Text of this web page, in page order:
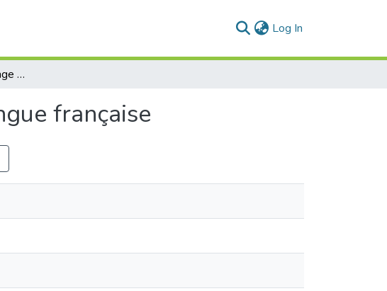
Log In
<<L'>>analyse du langage appliquée à la langue française
française